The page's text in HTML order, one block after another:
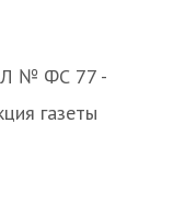
№ ФС 77 -
газеты